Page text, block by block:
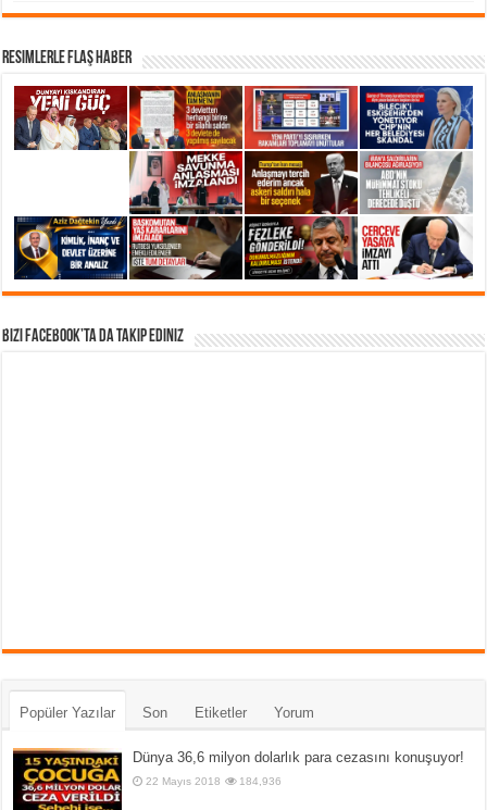
Resimlerle Flaş Haber
Bizi Facebook’ta da takip Ediniz
Popüler Yazılar Son Etiketler Yorum
Dünya 36,6 milyon dolarlık para cezasını konuşuyor!
22 Mayıs 2018 184,936